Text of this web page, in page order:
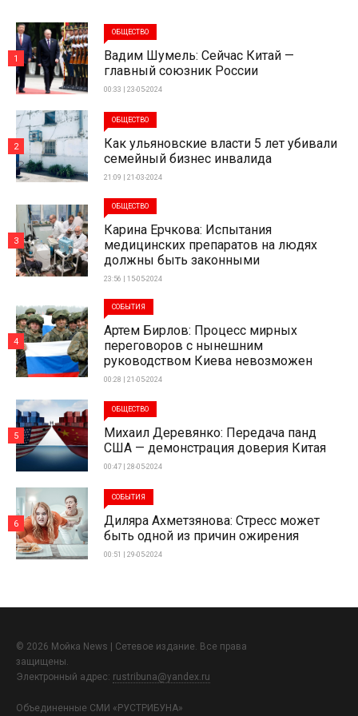
ОБЩЕСТВО
Вадим Шумель: Сейчас Китай —
главный союзник России
00:33 | 23-05-2024
1
ОБЩЕСТВО
Как ульяновские власти 5 лет убивали
семейный бизнес инвалида
21:09 | 21-03-2024
2
ОБЩЕСТВО
Карина Ерчкова: Испытания
медицинских препаратов на людях
должны быть законными
23:56 | 15-05-2024
3
СОБЫТИЯ
Артем Бирлов: Процесс мирных
переговоров с нынешним
руководством Киева невозможен
00:28 | 21-05-2024
4
ОБЩЕСТВО
Михаил Деревянко: Передача панд
США — демонстрация доверия Китая
00:47 | 28-05-2024
5
СОБЫТИЯ
Диляра Ахметзянова: Стресс может
быть одной из причин ожирения
00:51 | 29-05-2024
6
© 2026 Мойка News | Сетевое издание. Все права
защищены.
Электронный адрес: rustribuna@yandex.ru
Объединенные СМИ «РУСТРИБУНА»